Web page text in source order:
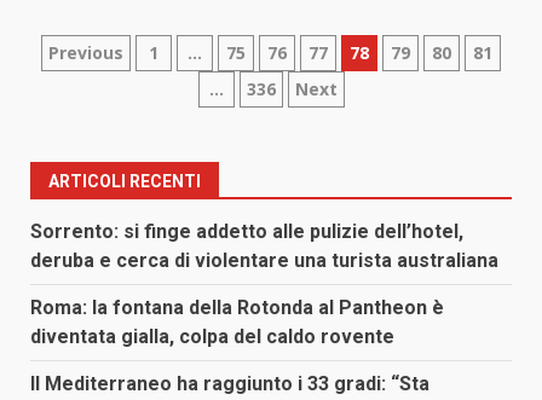
Paginazione
articoli
Previous 1 … 75 76 77 78 79 80
81
…
336 Next
ARTICOLI RECENTI
Sorrento: si finge addetto alle pulizie dell’hotel,
deruba e cerca di violentare una turista australiana
Roma: la fontana della Rotonda al Pantheon è
diventata gialla, colpa del caldo rovente
Il Mediterraneo ha raggiunto i 33 gradi: “Sta